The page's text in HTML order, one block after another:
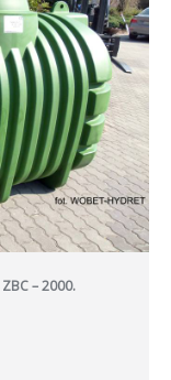
– 2000.